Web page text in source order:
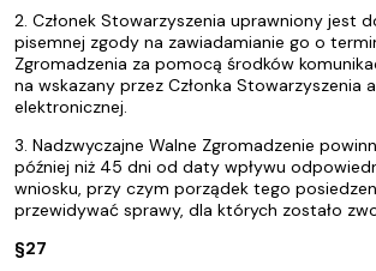
2. Członek Stowarzyszenia uprawniony jest
pisemnej zgody na zawiadamianie go o
Zgromadzenia za pomocą środków
na wskazany przez Członka Stowarzyszenia
elektronicznej.
3. Nadzwyczajne Walne Zgromadzenie
później niż 45 dni od daty wpływu
wniosku, przy czym porządek tego
przewidywać sprawy, dla których zostało
§27